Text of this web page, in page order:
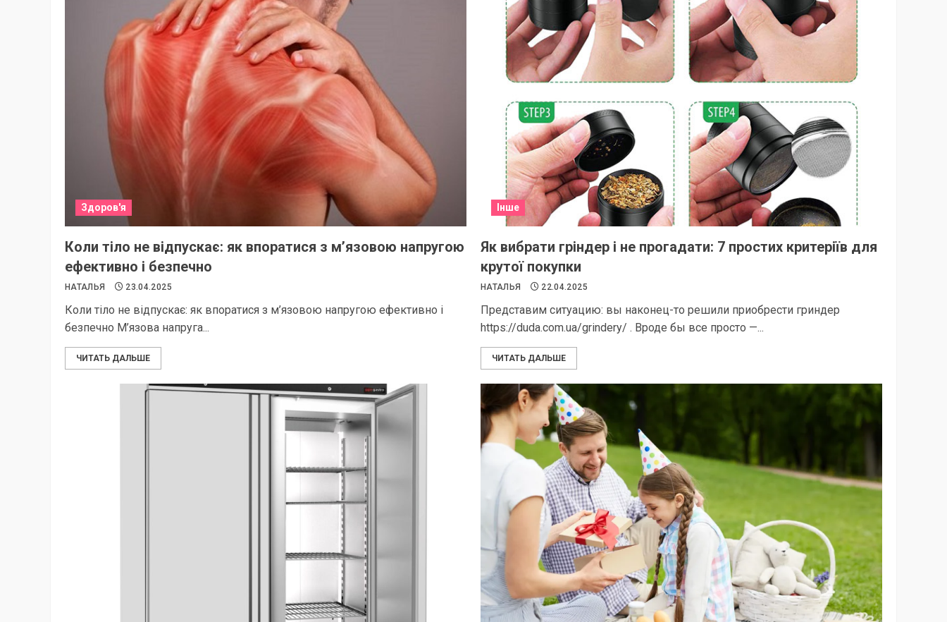
Здоров'я
Коли тіло не відпускає: як впоратися з м’язовою напругою
ефективно і безпечно
НАТАЛЬЯ 23.04.2025
Коли тіло не відпускає: як впоратися з м’язовою напругою ефективно і
безпечно М’язова напруга...
ЧИТАТЬ ДАЛЬШЕ
Інше
Як вибрати гріндер і не прогадати: 7 простих критеріїв для
крутої покупки
НАТАЛЬЯ 22.04.2025
Представим ситуацию: вы наконец-то решили приобрести гриндер
https://duda.com.ua/grindery/ . Вроде бы все просто —...
ЧИТАТЬ ДАЛЬШЕ